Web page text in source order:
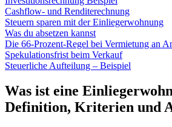
Cashflow- und Renditerechnung
Steuern sparen mit der Einliegerwohnung
Was du absetzen kannst
Die 66-Prozent-Regel bei Vermietung an
Spekulationsfrist beim Verkauf
Steuerliche Aufteilung – Beispiel
Was ist eine
Definition, Kriterien und